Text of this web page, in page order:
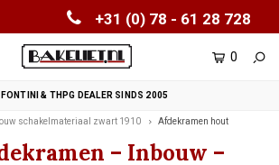
+31 (0) 78 - 61 28 728
0
FONTINI & THPG DEALER SINDS 2005
schakelmateriaal zwart 1910 Afdekramen hout
– Inbouw –